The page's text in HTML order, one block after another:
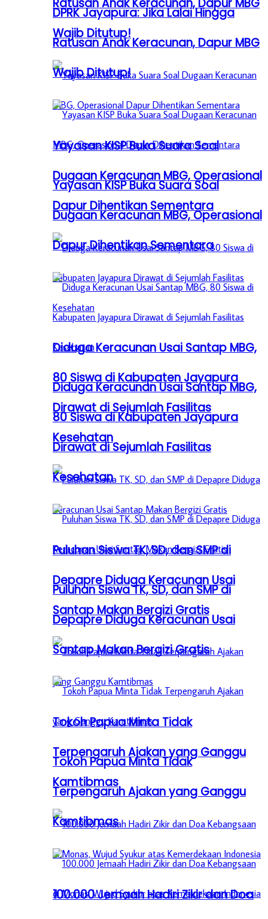
Ratusan Anak Keracunan, Dapur MBG
Wajib Ditutup!
Yayasan KISP Buka Suara Soal
Dugaan Keracunan MBG, Operasional
Dapur Dihentikan Sementara
Diduga Keracunan Usai Santap MBG,
80 Siswa di Kabupaten Jayapura
Dirawat di Sejumlah Fasilitas
Kesehatan
Puluhan Siswa TK, SD, dan SMP di
Depapre Diduga Keracunan Usai
Santap Makan Bergizi Gratis
Tokoh Papua Minta Tidak
Terpengaruh Ajakan yang Ganggu
Kamtibmas
100.000 Jemaah Hadiri Zikir dan Doa
DPRK Jayapura: Jika Lalai Hingga
Ratusan Anak Keracunan, Dapur MBG
Wajib Ditutup!
Yayasan KISP Buka Suara Soal
Dugaan Keracunan MBG, Operasional
Dapur Dihentikan Sementara
Diduga Keracunan Usai Santap MBG,
80 Siswa di Kabupaten Jayapura
Dirawat di Sejumlah Fasilitas
Kesehatan
Puluhan Siswa TK, SD, dan SMP di
Depapre Diduga Keracunan Usai
Santap Makan Bergizi Gratis
Tokoh Papua Minta Tidak
Terpengaruh Ajakan yang Ganggu
Kamtibmas